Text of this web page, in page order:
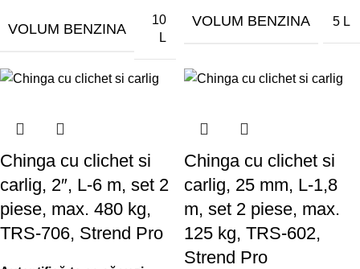
VOLUM BENZINA
10
L
VOLUM BENZINA 5 L
Chinga cu clichet si
carlig, 2″, L-6 m, set 2
piese, max. 480 kg,
TRS-706, Strend Pro
Chinga cu clichet si
carlig, 25 mm, L-1,8
m, set 2 piese, max.
125 kg, TRS-602,
Strend Pro